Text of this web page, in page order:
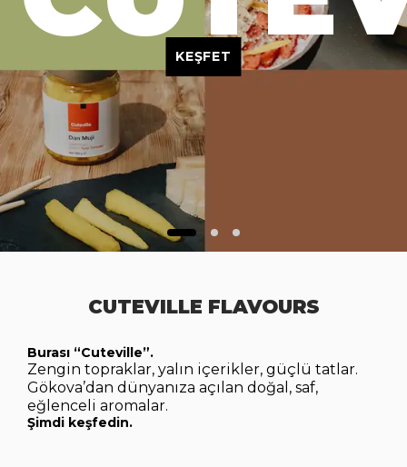
KEŞFET
CUTEVILLE FLAVOURS
Burası “Cuteville”.
Zengin topraklar, yalın içerikler, güçlü tatlar.
Gökova’dan dünyanıza açılan doğal, saf,
eğlenceli aromalar.
Şimdi keşfedin.